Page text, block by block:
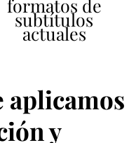
formatos de
subtítulos
actuales
aplicamos
y